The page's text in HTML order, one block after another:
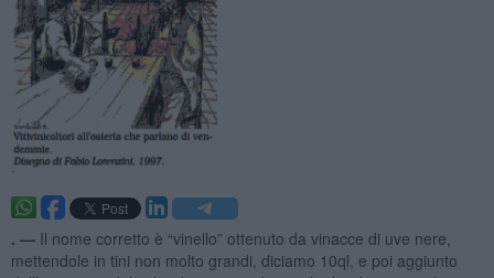
. — Il nome corretto è “vinello” ottenuto da vinacce di uve nere,
mettendole in tini non molto grandi, diciamo 10ql, e poi aggiunto